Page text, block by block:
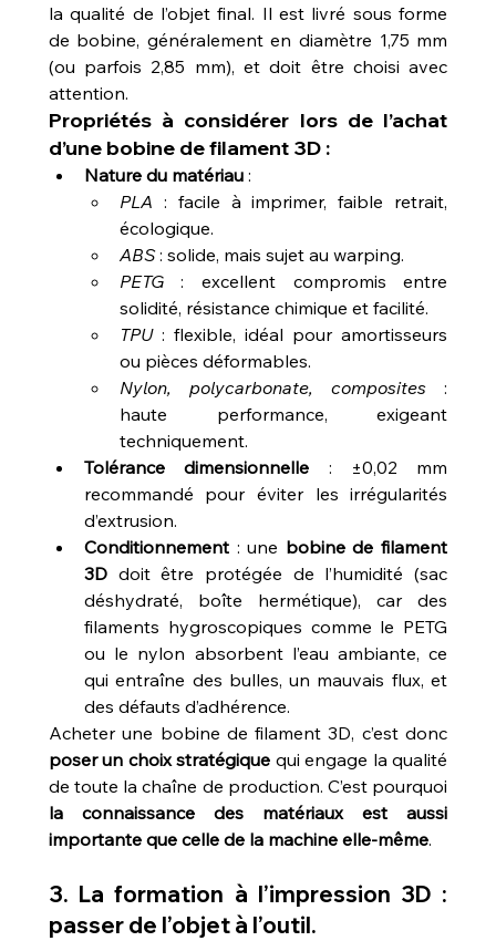
la qualité de l’objet final. Il est livré sous forme
de bobine, généralement en diamètre 1,75 mm
(ou parfois 2,85 mm), et doit être choisi avec
attention.
Propriétés à considérer lors de l’achat
d’une bobine de filament 3D :
Nature du matériau :
PLA : facile à imprimer, faible retrait,
écologique.
ABS : solide, mais sujet au warping.
PETG : excellent compromis entre
solidité, résistance chimique et facilité.
TPU : flexible, idéal pour amortisseurs
ou pièces déformables.
Nylon, polycarbonate, composites :
haute performance, exigeant
techniquement.
Tolérance dimensionnelle : ±0,02 mm
recommandé pour éviter les irrégularités
d’extrusion.
Conditionnement : une bobine de filament
3D doit être protégée de l’humidité (sac
déshydraté, boîte hermétique), car des
filaments hygroscopiques comme le PETG
ou le nylon absorbent l’eau ambiante, ce
qui entraîne des bulles, un mauvais flux, et
des défauts d’adhérence.
poser un choix stratégique qui engage la qualité
la connaissance des matériaux est aussi
importante que celle de la machine elle-même.
3. La formation à l’impression 3D :
passer de l’objet à l’outil.